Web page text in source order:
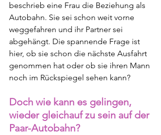
beschrieb eine Frau die Beziehung als
Autobahn. Sie sei schon weit vorne
weggefahren und ihr Partner sei
abgehängt. Die spannende Frage ist
hier, ob sie schon die nächste Ausfahrt
genommen hat oder ob sie ihren Mann
noch im Rückspiegel sehen kann?
Doch wie kann es gelingen,
wieder gleichauf zu sein auf der
Paar-Autobahn?